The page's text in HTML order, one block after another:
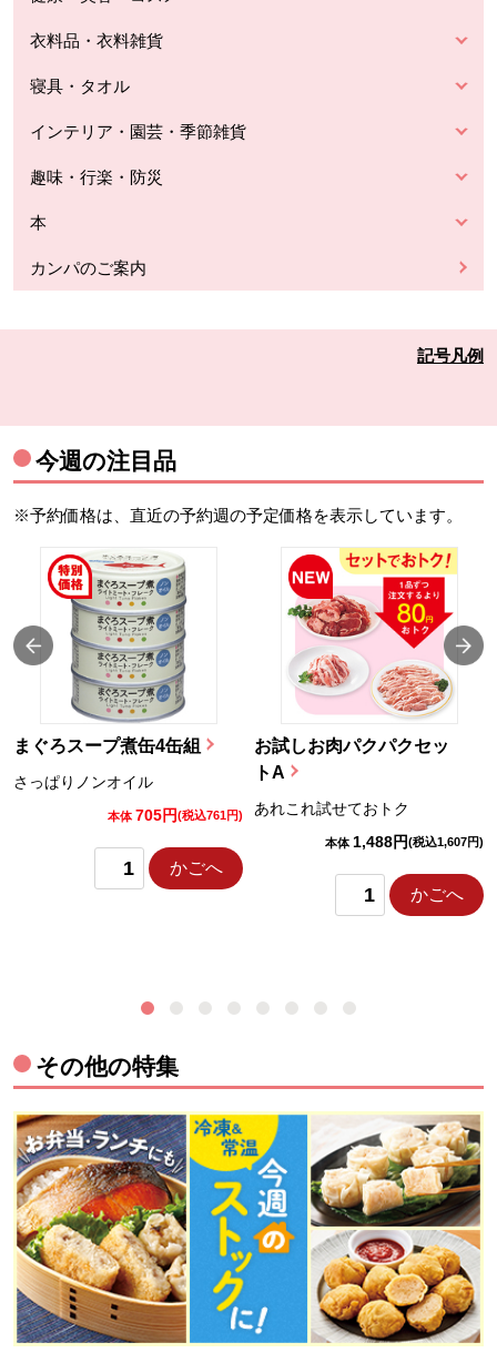
衣料品・衣料雑貨
寝具・タオル
インテリア・園芸・季節雑貨
趣味・行楽・防災
本
カンパのご案内
記号凡例
今週の注目品
※予約価格は、直近の予約週の予定価格を表示しています。
まぐろスープ煮缶4缶組
さっぱりノンオイル
本体 705円(税込761円)
かごへ
お試しお肉パクパクセッ
トA
あれこれ試せておトク
本体 1,488円(税込1,607円)
かごへ
その他の特集